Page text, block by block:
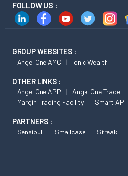
FOLLOW US :
GROUP WEBSITES :
Angel One AMC Ionic Wealth
OTHER LINKS :
Angel One APP Angel One Trade
Margin Trading Facility
Smart API
PARTNERS :
Sensibull Smallcase Streak